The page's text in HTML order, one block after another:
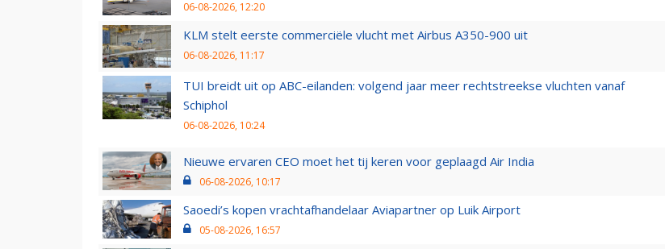
06-08-2026, 12:20
KLM stelt eerste commerciële vlucht met Airbus A350-900 uit
06-08-2026, 11:17
TUI breidt uit op ABC-eilanden: volgend jaar meer rechtstreekse vluchten vanaf
Schiphol
06-08-2026, 10:24
Nieuwe ervaren CEO moet het tij keren voor geplaagd Air India
06-08-2026, 10:17
Saoedi’s kopen vrachtafhandelaar Aviapartner op Luik Airport
05-08-2026, 16:57